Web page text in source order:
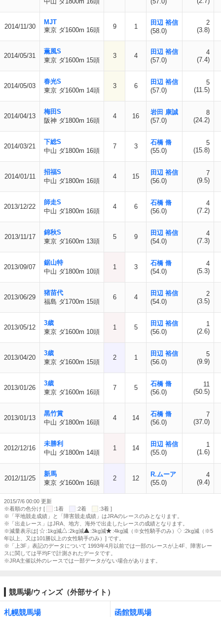
2014/11/30
MJT
東京 ダ1600m 16頭
9 1
田辺 裕信
(58.0)
2
(3.8)
2014/05/31
薫風S
東京 ダ1600m 15頭
3 4
田辺 裕信
(57.0)
4
(7.4)
2014/05/03
春光S
東京 ダ1600m 14頭
3 6
田辺 裕信
(57.0)
5
(11.5)
2014/04/13
梅田S
阪神 ダ1800m 16頭
4 16
岩田 康誠
(57.0)
8
(24.2)
2014/03/21
下総S
中山 ダ1800m 16頭
7 3
石橋 脩
(55.0)
5
(15.8)
2014/01/11
招福S
中山 ダ1800m 16頭
4 15
田辺 裕信
(56.0)
7
(9.5)
2013/12/22
師走S
中山 ダ1800m 16頭
4 6
石橋 脩
(56.0)
4
(7.2)
2013/11/17
錦秋S
東京 ダ1600m 13頭
5 9
田辺 裕信
(54.0)
4
(7.3)
2013/09/07
鋸山特
中山 ダ1800m 10頭
1 3
石橋 脩
(54.0)
4
(5.3)
2013/06/29
猪苗代
福島 ダ1700m 15頭
6 4
田辺 裕信
(54.0)
2
(3.5)
2013/05/12
3歳
東京 ダ1600m 10頭
1 5
田辺 裕信
(56.0)
1
(2.6)
2013/04/20
3歳
東京 ダ1600m 15頭
2 1
田辺 裕信
(56.0)
5
(9.9)
2013/01/26
3歳
東京 ダ1600m 16頭
7 5
石橋 脩
(56.0)
11
(50.5)
2013/01/13
黒竹賞
中山 ダ1800m 16頭
4 14
石橋 脩
(56.0)
7
(37.0)
2012/12/16
未勝利
中山 ダ1800m 14頭
1 14
田辺 裕信
(55.0)
1
(1.6)
2012/11/25
新馬
東京 ダ1600m 16頭
2 12
R.ムーア
(55.0)
4
(9.4)
2015/7/6 00:00 更新
※着順の色分け [
:1着 :2着
:3着 ]
※「平地競走成績」と「障害競走成績」はJRAのレースのみとなります。
※「出走レース」はJRA、地方、海外で出走したレースの成績となります。
※減量表示は[
:1kg減 :2kg減 :3kg減 :4kg減（※女性騎手のみ）
:2kg減（※5
年以上、又は101勝以上の女性騎手のみ）] です。
※「上3F」表記のデータについて 1993年4月以前では一部のレースが上4F、障害レー
スに関しては平均Fで計測されたデータです。
※JRA主催以外のレースでは一部データがない場合があります。
競馬場/ウィンズ（外部サイト）
札幌競馬場 函館競馬場